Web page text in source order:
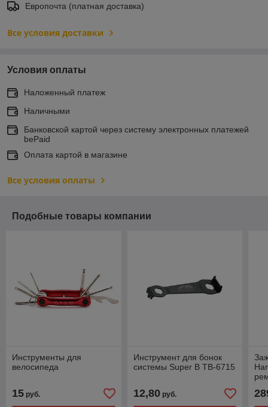
Европочта (платная доставка)
Все условия доставки
Условия оплаты
Наложенный платеж
Наличными
Банковской картой через систему электронных платежей
bePaid
Оплата картой в магазине
Все условия оплаты
Подобные товары компании
Инструменты для
велосипеда
15 руб.
Инструмент для бонок
системы Super B TB-6715
12,80руб.